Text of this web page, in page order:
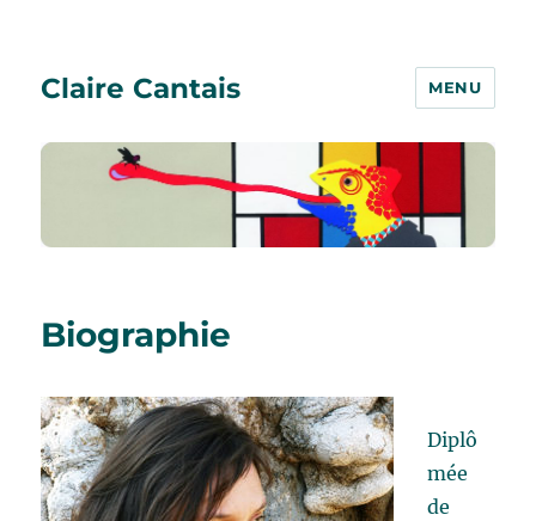
Claire Cantais MENU
Biographie
Diplô
mée
de